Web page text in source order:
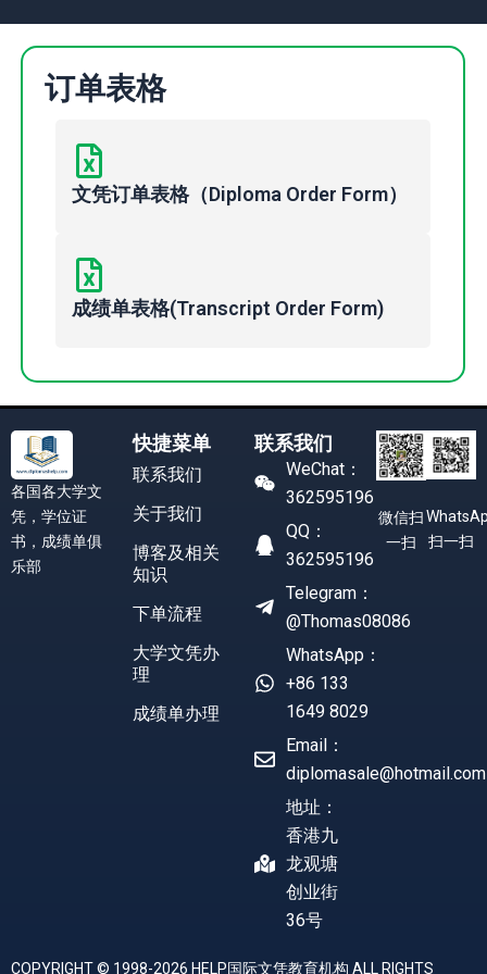
订单表格
文凭订单表格（Diploma Order Form）
成绩单表格(Transcript Order Form)
各国各大学文
凭，学位证
书，成绩单俱
乐部
快捷菜单
联系我们
关于我们
博客及相关
知识
下单流程
大学文凭办
理
成绩单办理
联系我们
WeChat：
362595196
QQ：
362595196
Telegram：
@Thomas08086
WhatsApp：
+86 133
1649 8029
Email：
diplomasale@hotmail.com
地址：
香港九
龙观塘
创业街
36号
微信扫
一扫
扫一扫
COPYRIGHT © 1998-2026 HELP国际文凭教育机构 ALL RIGHTS